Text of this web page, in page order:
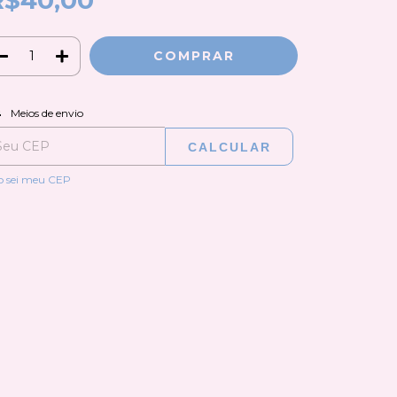
para o CEP:
Meios de envio
CALCULAR
sei meu CEP